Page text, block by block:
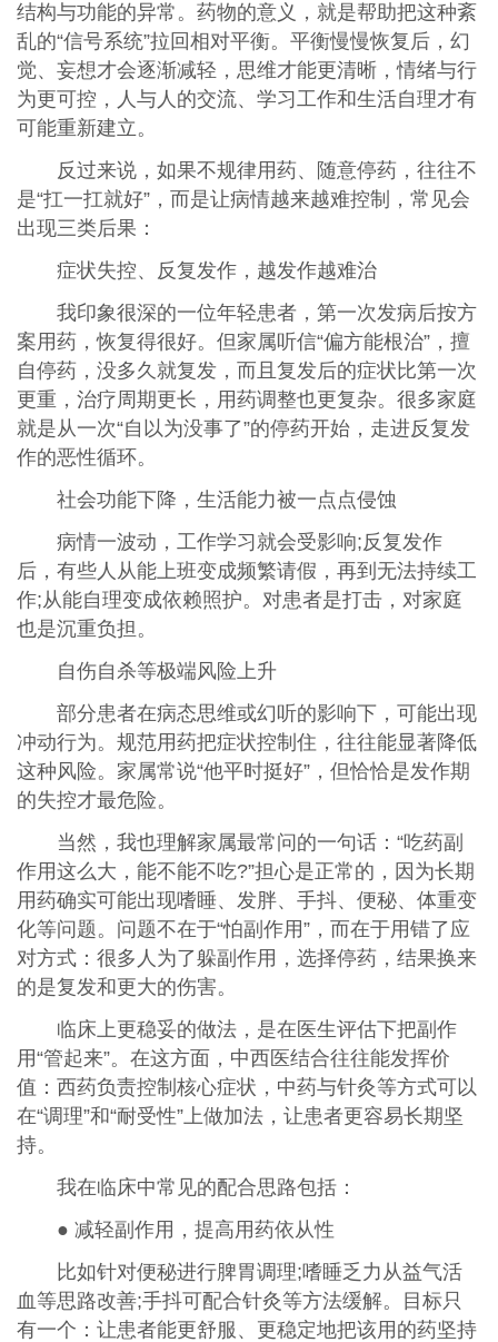
结构与功能的异常。药物的意义，就是帮助把这种紊
乱的“信号系统”拉回相对平衡。平衡慢慢恢复后，幻
觉、妄想才会逐渐减轻，思维才能更清晰，情绪与行
为更可控，人与人的交流、学习工作和生活自理才有
可能重新建立。
反过来说，如果不规律用药、随意停药，往往不
是“扛一扛就好”，而是让病情越来越难控制，常见会
出现三类后果：
症状失控、反复发作，越发作越难治
我印象很深的一位年轻患者，第一次发病后按方
案用药，恢复得很好。但家属听信“偏方能根治”，擅
自停药，没多久就复发，而且复发后的症状比第一次
更重，治疗周期更长，用药调整也更复杂。很多家庭
就是从一次“自以为没事了”的停药开始，走进反复发
作的恶性循环。
社会功能下降，生活能力被一点点侵蚀
病情一波动，工作学习就会受影响;反复发作
后，有些人从能上班变成频繁请假，再到无法持续工
作;从能自理变成依赖照护。对患者是打击，对家庭
也是沉重负担。
自伤自杀等极端风险上升
部分患者在病态思维或幻听的影响下，可能出现
冲动行为。规范用药把症状控制住，往往能显著降低
这种风险。家属常说“他平时挺好”，但恰恰是发作期
的失控才最危险。
当然，我也理解家属最常问的一句话：“吃药副
作用这么大，能不能不吃?”担心是正常的，因为长期
用药确实可能出现嗜睡、发胖、手抖、便秘、体重变
化等问题。问题不在于“怕副作用”，而在于用错了应
对方式：很多人为了躲副作用，选择停药，结果换来
的是复发和更大的伤害。
临床上更稳妥的做法，是在医生评估下把副作
用“管起来”。在这方面，中西医结合往往能发挥价
值：西药负责控制核心症状，中药与针灸等方式可以
在“调理”和“耐受性”上做加法，让患者更容易长期坚
持。
我在临床中常见的配合思路包括：
● 减轻副作用，提高用药依从性
比如针对便秘进行脾胃调理;嗜睡乏力从益气活
血等思路改善;手抖可配合针灸等方法缓解。目标只
有一个：让患者能更舒服、更稳定地把该用的药坚持